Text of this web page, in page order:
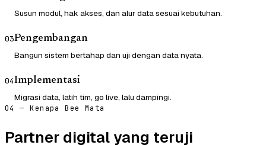
Susun modul, hak akses, dan alur data sesuai kebutuhan.
03Pengembangan
Bangun sistem bertahap dan uji dengan data nyata.
04Implementasi
Migrasi data, latih tim, go live, lalu dampingi.
04 — Kenapa Bee Mata
Partner digital yang teruji